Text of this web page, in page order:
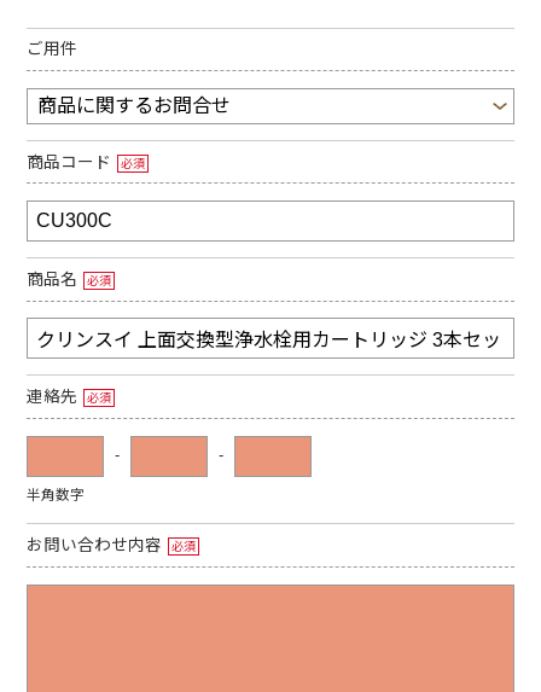
ご用件
商品コード 必須
商品名 必須
連絡先 必須
- -
半角数字
お問い合わせ内容 必須